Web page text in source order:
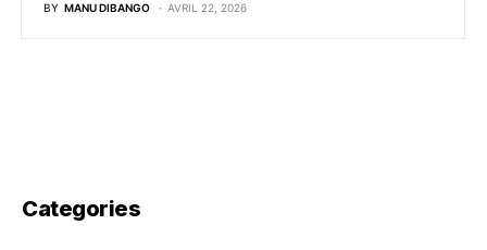
BY MANU DIBANGO AVRIL 22, 2026
Categories